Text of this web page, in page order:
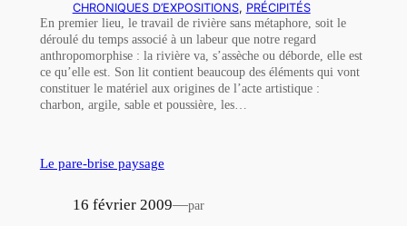
CHRONIQUES D’EXPOSITIONS, PRÉCIPITÉS
En premier lieu, le travail de rivière sans métaphore, soit le
déroulé du temps associé à un labeur que notre regard
anthropomorphise : la rivière va, s’assèche ou déborde, elle est
ce qu’elle est. Son lit contient beaucoup des éléments qui vont
constituer le matériel aux origines de l’acte artistique :
charbon, argile, sable et poussière, les…
Le pare-brise paysage
16 février 2009—par